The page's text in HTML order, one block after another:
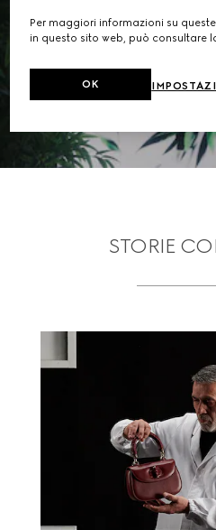
STORIE
Per maggiori informazioni su
in questo sito web, può consultare
OK